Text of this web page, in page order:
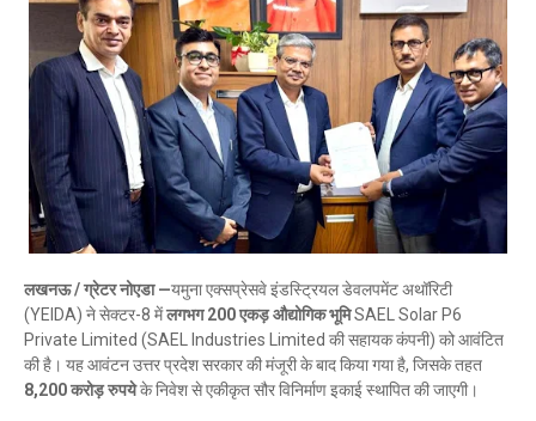
लखनऊ / ग्रेटर नोएडा —यमुना एक्सप्रेसवे इंडस्ट्रियल डेवलपमेंट अथॉरिटी
(YEIDA) ने सेक्टर-8 मेंलगभग 200 एकड़ औद्योगिक भूमिSAEL Solar P6
Private Limited (SAEL Industries Limited की सहायक कंपनी) को आवंटित
की है। यह आवंटन उत्तर प्रदेश सरकार की मंजूरी के बाद किया गया है, जिसके तहत
8,200 करोड़ रुपयेके निवेश से एकीकृत सौर विनिर्माण इकाई स्थापित की जाएगी।